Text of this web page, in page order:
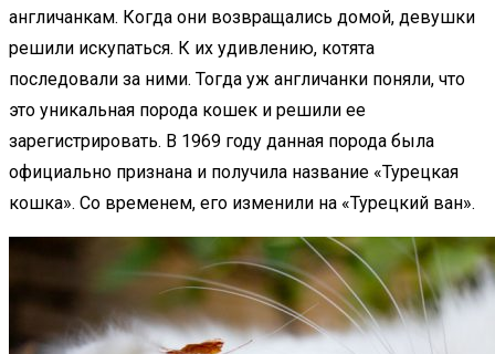
англичанкам. Когда они возвращались домой, девушки
решили искупаться. К их удивлению, котята
последовали за ними. Тогда уж англичанки поняли, что
это уникальная порода кошек и решили ее
зарегистрировать. В 1969 году данная порода была
официально признана и получила название «Турецкая
кошка». Со временем, его изменили на «Турецкий ван».